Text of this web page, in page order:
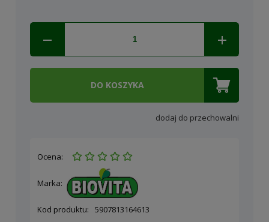
DO KOSZYKA
dodaj do przechowalni
Ocena:
Marka:
Kod produktu: 5907813164613